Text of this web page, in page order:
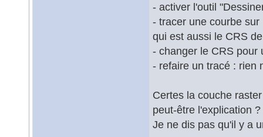
- activer l'outil
- tracer une courbe
qui est aussi le CRS
- changer le CRS pour
- refaire un tracé : rien
Certes la couche
peut-être l'explication ?
Je ne dis pas qu'il y a